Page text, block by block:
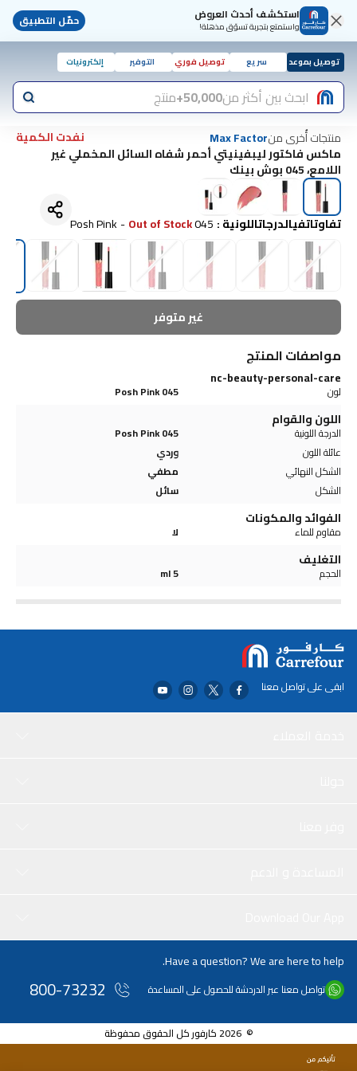
استكشف أحدث العروض
واستمتع بتجربة تسوّق مذهلة! حمّل التطبيق
توصيل بموعد سريع توصيل فوري التوفير إلكترونيات
ابحث بين أكثر من50,000+ منتج
منتجات أُخرى منMax Factor
نفدت الكمية
ماكس فاكتور ليبفينيتي أحمر شفاه السائل المخملي غير
اللامع، 045 بوش بينك
تفاوتاتفيالدرجاتاللونية:
045 Posh Pink
-Out of Stock
غير متوفر
مواصفات المنتج
nc-beauty-personal-care
لون 045 Posh Pink
اللون والقوام
الدرجة اللونية
045 Posh Pink
عائلة اللون
وردي
الشكل النهائي
مطفي
الشكل
سائل
الفوائد والمكونات
مقاوم للماء لا
التغليف
الحجم 5 ml
ابقى على تواصل معنا
Have a question? We are here to help.
تواصل معنا عبر الدردشة للحصول على المساعدة 800-73232
© 2026 كارفور كل الحقوق محفوظة